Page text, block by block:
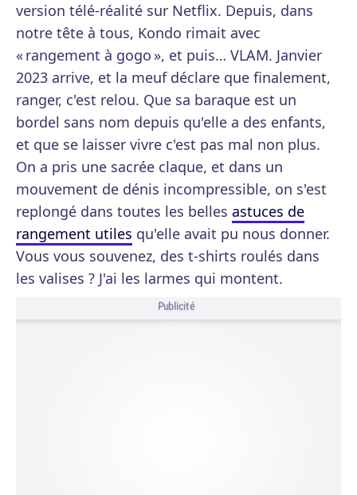
version télé-réalité sur Netflix. Depuis, dans
notre tête à tous, Kondo rimait avec
« rangement à gogo », et puis… VLAM. Janvier
2023 arrive, et la meuf déclare que finalement,
ranger, c'est relou. Que sa baraque est un
bordel sans nom depuis qu'elle a des enfants,
et que se laisser vivre c'est pas mal non plus.
On a pris une sacrée claque, et dans un
mouvement de dénis incompressible, on s'est
replongé dans toutes les belles astuces de
rangement utiles qu'elle avait pu nous donner.
Vous vous souvenez, des t-shirts roulés dans
les valises ? J'ai les larmes qui montent.
Publicité